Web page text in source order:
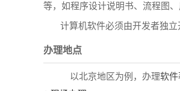
等，如程序设计说明书、流程图、
计算机软件必须由开发者独立
办理地点
以北京地区为例，办理软件